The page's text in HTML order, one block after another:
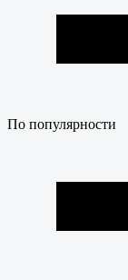
По популярности